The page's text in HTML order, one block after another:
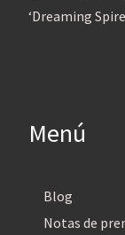
‘Dreaming
Menú
Blog
Notas de